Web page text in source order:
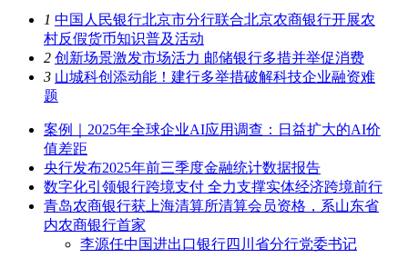
1 中国人民银行北京市分行联合北京农商银行开展农
村反假货币知识普及活动
2 创新场景激发市场活力 邮储银行多措并举促消费
3 山城科创添动能！建行多举措破解科技企业融资难
题
案例｜2025年全球企业AI应用调查：日益扩大的AI价
值差距
央行发布2025年前三季度金融统计数据报告
数字化引领银行跨境支付 全力支撑实体经济跨境前行
青岛农商银行获上海清算所清算会员资格，系山东省
内农商银行首家
李源任中国进出口银行四川省分行党委书记